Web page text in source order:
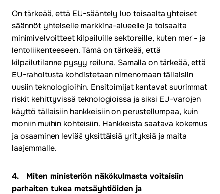
On tärkeää, että EU-sääntely luo toisaalta yhteiset
säännöt yhteiselle markkina-alueelle ja toisaalta
minimivelvoitteet kilpailuille sektoreille, kuten meri- ja
lentoliikenteeseen. Tämä on tärkeää, että
kilpailutilanne pysyy reiluna. Samalla on tärkeää, että
EU-rahoitusta kohdistetaan nimenomaan tällaisiin
uusiin teknologioihin. Ensitoimijat kantavat suurimmat
riskit kehittyvissä teknologioissa ja siksi EU-varojen
käyttö tällaisiin hankkeisiin on perustellumpaa, kuin
moniin muihin kohteisiin. Hankkeista saatava kokemus
ja osaaminen leviää yksittäisiä yrityksiä ja maita
laajemmalle.
4. Miten ministeriön näkökulmasta voitaisiin
parhaiten tukea metsäyhtiöiden ja